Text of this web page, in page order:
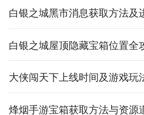
白银之城黑市消息获取方法及
白银之城屋顶隐藏宝箱位置全
大侠闯天下上线时间及游戏玩
烽烟手游宝箱获取方法与资源